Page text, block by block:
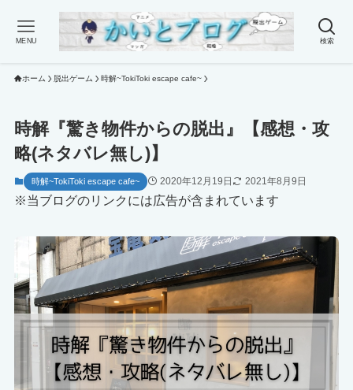
検索
MENU
ホーム 脱出ゲーム 時解~TokiToki escape cafe~
時解『驚き物件からの脱出』【感想・攻
略(ネタバレ無し)】
時解~TokiToki escape cafe~ 2020年12月19日 2021年8月9日
※当ブログのリンクには広告が含まれています